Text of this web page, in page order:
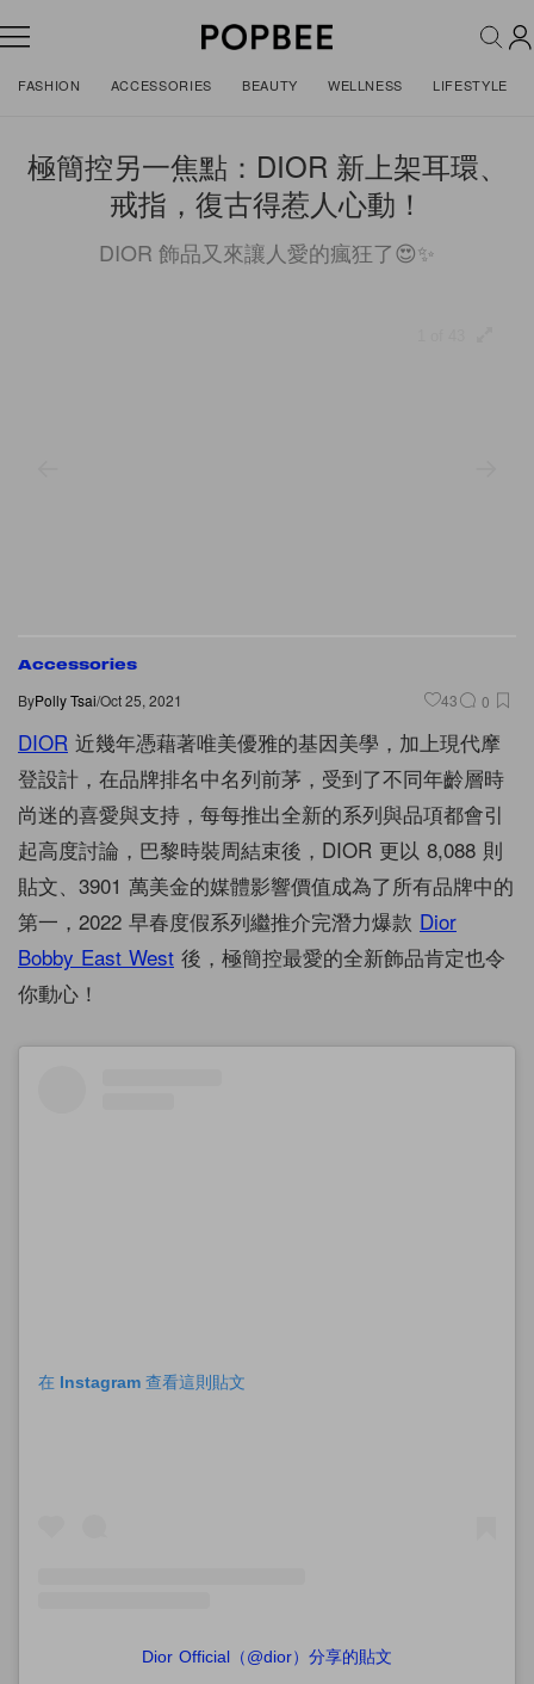
FASHION ACCESSORIES BEAUTY WELLNESS LIFESTYLE
極簡控另一焦點：DIOR 新上架耳環、
戒指，復古得惹人心動！
DIOR 飾品又來讓人愛的瘋狂了😍✨
Accessories
ByPolly Tsai/Oct 25, 2021 43 0
DIOR 近幾年憑藉著唯美優雅的基因美學，加上現代摩
登設計，在品牌排名中名列前茅，受到了不同年齡層時
尚迷的喜愛與支持，每每推出全新的系列與品項都會引
起高度討論，巴黎時裝周結束後，DIOR 更以 8,088 則
貼文、3901 萬美金的媒體影響價值成為了所有品牌中的
第一，2022 早春度假系列繼推介完潛力爆款 Dior
Bobby East West 後，極簡控最愛的全新飾品肯定也令
你動心！
在 Instagram 查看這則貼文
Dior Official（@dior）分享的貼文